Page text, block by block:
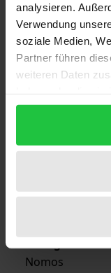
analysieren.
Verwendung
soziale Medien,
Partner führen
weiteren Daten
gesammelt haben.
ISBN
978-3-7890-
Untertitel
between
Nomos